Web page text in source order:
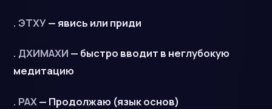
. ЭТХУ— явись или приди
. ДХИМАХИ — быстро вводит в неглубокую
медитацию
. РАХ— Продолжаю (язык основ)